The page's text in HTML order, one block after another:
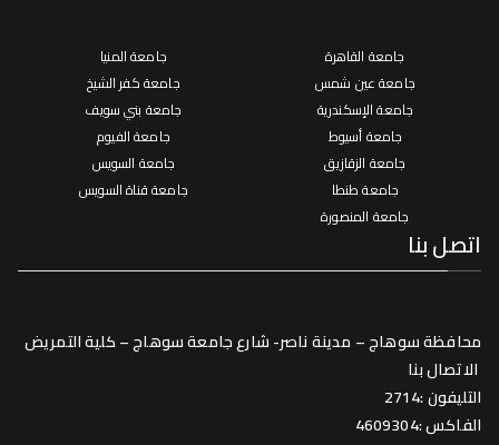
جامعة القاهرة
جامعة عين شمس
جامعة الإسكندرية
جامعة أسيوط
جامعة الزقازيق
جامعة طنطا
جامعة المنصورة
جامعة المنيا
جامعة كفر الشيخ
جامعة بني سويف
جامعة الفيوم
جامعة السويس
جامعة قناة السويس
اتصل بنا
محافظة سوهاج – مدينة ناصر- شارع جامعة سوهاج – كلية التمريض
الاتصال بنا
التليفون :2714
الفاكس :4609304